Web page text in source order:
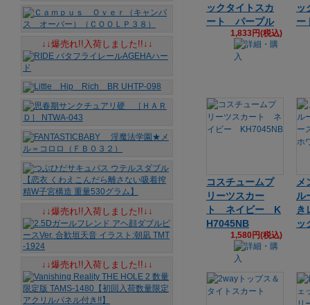
ックタイトスカ
ート パープル
1,833円(税込)
ッ
ー
コスチュームプ
リーツスカー
ト ネイビー K
H7045NB
1,580円(税込)
ル
き
ッ
↓↓爆売れ!!入荷しました!!↓↓
↓↓爆売れ!!入荷しました!!↓↓
↓↓爆売れ!!入荷しました!!↓↓